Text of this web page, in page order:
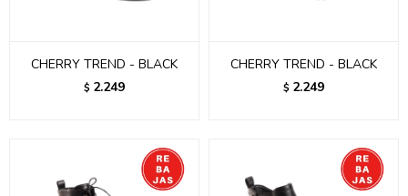
CHERRY TREND - BLACK
$ 2.249
CHERRY TREND - BLACK
$ 2.249